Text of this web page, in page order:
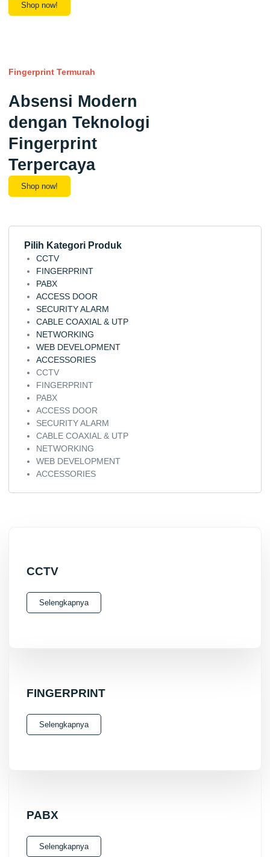
Pilih Kategori Produk
CCTV
FINGERPRINT
PABX
ACCESS DOOR
SECURITY ALARM
CABLE COAXIAL & UTP
NETWORKING
WEB DEVELOPMENT
ACCESSORIES
CCTV
FINGERPRINT
PABX
ACCESS DOOR
SECURITY ALARM
CABLE COAXIAL & UTP
NETWORKING
WEB DEVELOPMENT
ACCESSORIES
Shop now!
Fingerprint Termurah
Absensi Modern
dengan Teknologi
Fingerprint
Terpercaya
Shop now!
CCTV
Selengkapnya
FINGERPRINT
Selengkapnya
PABX
Selengkapnya